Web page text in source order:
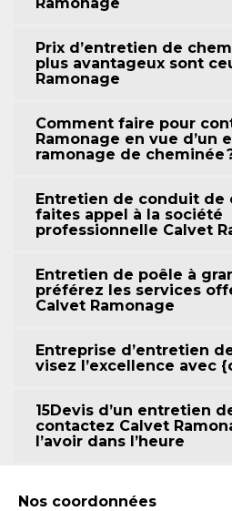
Prix d’entretien de
plus avantageux sont
Ramonage
Comment faire pour
Ramonage en vue d’un
ramonage de cheminée
Entretien de conduit de
faites appel à la société
professionnelle Calvet
Entretien de poêle à
préférez les services
Calvet Ramonage
Entreprise d’entretien
visez l’excellence avec
15Devis d’un entretien
contactez Calvet
l’avoir dans l’heure
Nos coordonnées